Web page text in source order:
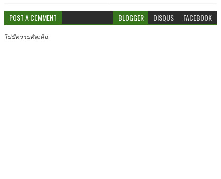
POST A COMMENT BLOGGER DISQUS FACEBOOK
ไม่มีความคิดเห็น